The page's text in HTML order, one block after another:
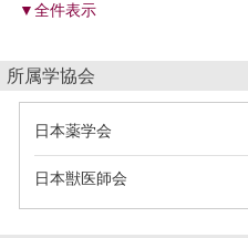
▼全件表示
所属学協会
日本薬学会
日本獣医師会